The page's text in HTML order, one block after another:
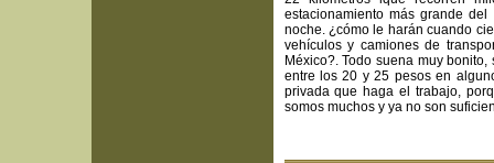
estacionamiento más grande
noche. ¿cómo le harán cuando
vehículos y camiones de
México?. Todo suena muy
entre los 20 y 25 pesos en
privada que haga el trabajo,
somos muchos y ya no son